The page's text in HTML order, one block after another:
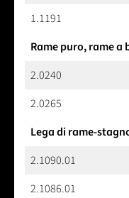
1.1191
Rame puro, rame a
2.0240
2.0265
Lega di rame-
2.1090.01
2.1086.01